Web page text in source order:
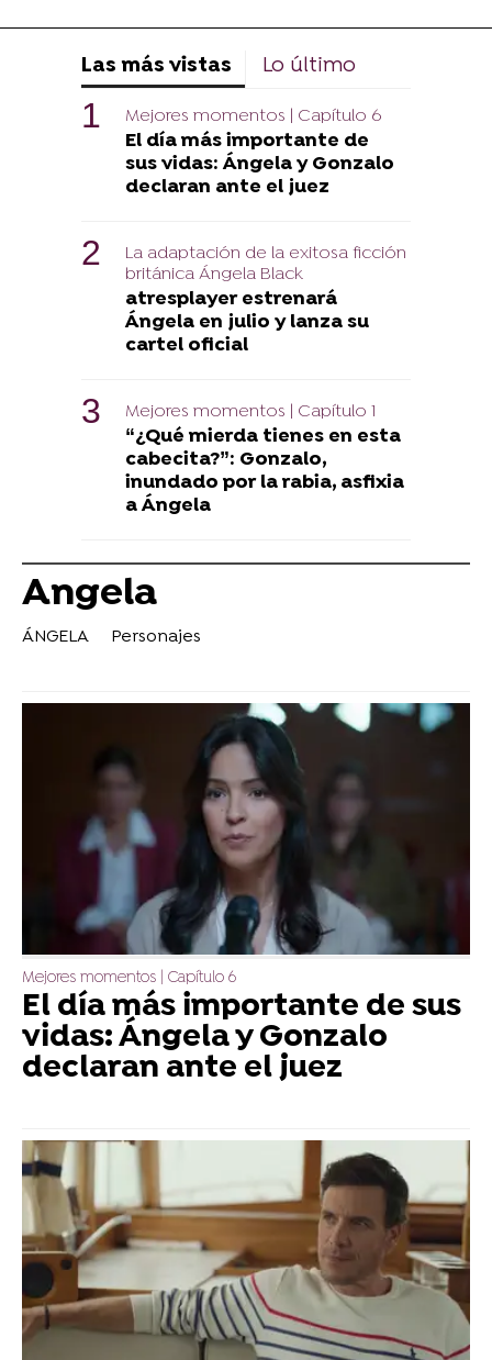
Las más vistas Lo último
Mejores momentos | Capítulo 6
El día más importante de
sus vidas: Ángela y Gonzalo
declaran ante el juez
La adaptación de la exitosa ficción
británica Ángela Black
atresplayer estrenará
Ángela en julio y lanza su
cartel oficial
Mejores momentos | Capítulo 1
“¿Qué mierda tienes en esta
cabecita?”: Gonzalo,
inundado por la rabia, asfixia
a Ángela
Angela
ÁNGELA Personajes
Mejores momentos | Capítulo 6
El día más importante de sus
vidas: Ángela y Gonzalo
declaran ante el juez